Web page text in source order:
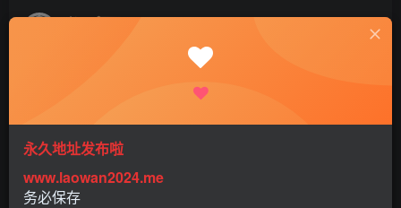
老王 打赏
软件介绍：
永久地址发布啦
www.laowan2024.me
务必保存